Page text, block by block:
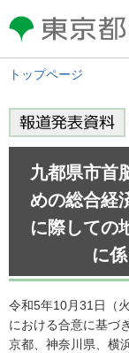
東京都 TOKYO
GOVERNMENT
トップページ
九都県市首
めの総合経
に際しての
に
令和5年10月31日（
における合意に基づ
京都、神奈川県、横